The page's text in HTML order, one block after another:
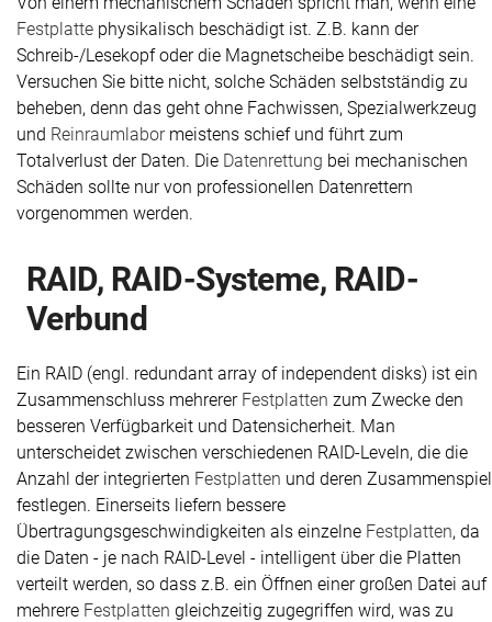
Festplatte physikalisch beschädigt ist. Z.B. kann der
Schreib-/Lesekopf oder die Magnetscheibe beschädigt sein.
Versuchen Sie bitte nicht, solche Schäden selbstständig zu
beheben, denn das geht ohne Fachwissen, Spezialwerkzeug
und Reinraumlabormeistens schief und führt zum
Totalverlust der Daten. Die Datenrettung bei mechanischen
Schäden sollte nur von professionellen Datenrettern
vorgenommen werden.
RAID, RAID-Systeme, RAID-
Verbund
Ein RAID (engl. redundant array of independent disks) ist ein
Zusammenschluss mehrerer Festplatten zum Zwecke den
besseren Verfügbarkeit und Datensicherheit. Man
unterscheidet zwischen verschiedenen RAID-Leveln, die die
Anzahl der integrierten Festplatten und deren Zusammenspiel
festlegen. Einerseits liefern bessere
Übertragungsgeschwindigkeiten als einzelne Festplatten, da
die Daten - je nach RAID-Level - intelligent über die Platten
verteilt werden, so dass z.B. ein Öffnen einer großen Datei auf
mehrere Festplatten gleichzeitig zugegriffen wird, was zu